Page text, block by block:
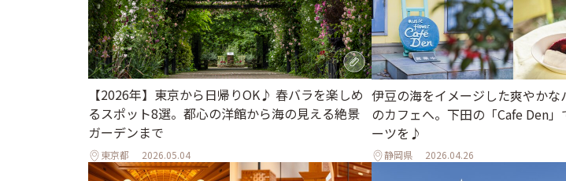
【2026年】東京から日帰りOK♪ 春バラを楽しめ
るスポット8選。都心の洋館から海の見える絶景
ガーデンまで
東京都 2026.05.04
伊豆の海をイメージした爽やかな
のカフェへ。下田の「Cafe Den
ーツを♪
静岡県 2026.04.26